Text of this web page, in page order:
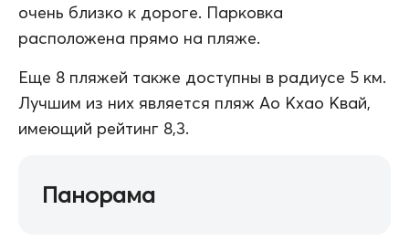
очень близко к дороге. Парковка
расположена прямо на пляже.
Еще 8 пляжей также доступны в радиусе 5 км.
Лучшим из них является пляж Ао Кхао Квай,
имеющий рейтинг 8,3.
Панорама